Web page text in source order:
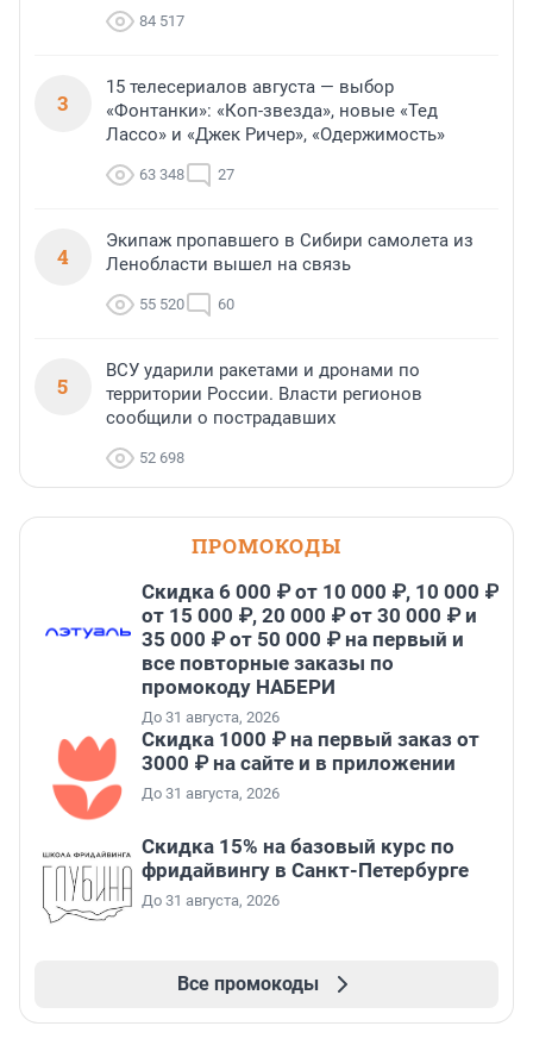
84 517
3
15 телесериалов августа — выбор
«Фонтанки»: «Коп-звезда», новые «Тед
Лассо» и «Джек Ричер», «Одержимость»
63 348 27
4
Экипаж пропавшего в Сибири самолета из
Ленобласти вышел на связь
55 520 60
5
ВСУ ударили ракетами и дронами по
территории России. Власти регионов
сообщили о пострадавших
52 698
ПРОМОКОДЫ
Скидка 6 000 ₽ от 10 000 ₽, 10 000 ₽
от 15 000 ₽, 20 000 ₽ от 30 000 ₽ и
35 000 ₽ от 50 000 ₽ на первый и
все повторные заказы по
промокоду НАБЕРИ
До 31 августа, 2026
Скидка 1000 ₽ на первый заказ от
3000 ₽ на сайте и в приложении
До 31 августа, 2026
Скидка 15% на базовый курс по
фридайвингу в Санкт-Петербурге
До 31 августа, 2026
Все промокоды